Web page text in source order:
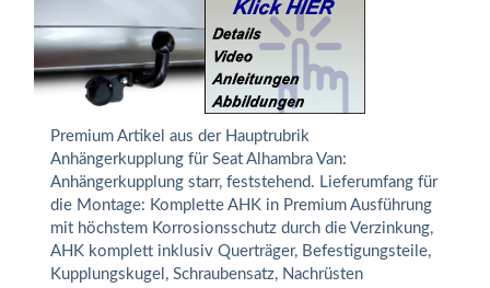
Premium Artikel aus der Hauptrubrik
Anhängerkupplung für Seat Alhambra Van:
Anhängerkupplung starr, feststehend. Lieferumfang für
die Montage: Komplette AHK in Premium Ausführung
mit höchstem Korrosionsschutz durch die Verzinkung,
AHK komplett inklusiv Querträger, Befestigungsteile,
Kupplungskugel, Schraubensatz, Nachrüsten